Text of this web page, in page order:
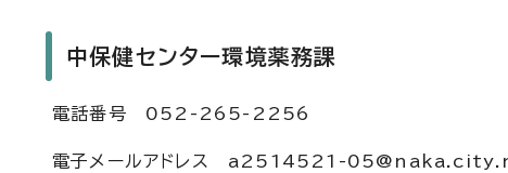
中保健センター環境薬務課
電話番号 052-265-2256
電子メールアドレス a2514521-